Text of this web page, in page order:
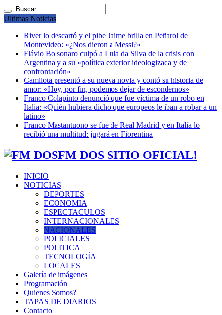
Ultimas Noticias
River lo descartó y el pibe Jaime brilla en Peñarol de
Montevideo: «¿Nos dieron a Messi?»
Flávio Bolsonaro culpó a Lula da Silva de la crisis con
Argentina y a su «política exterior ideologizada y de
confrontación»
Camilota presentó a su nueva novia y contó su historia de
amor: «Hoy, por fin, podemos dejar de escondernos»
Franco Colapinto denunció que fue víctima de un robo en
Italia: «Quién hubiera dicho que europeos le iban a robar a un
latino»
Franco Mastantuono se fue de Real Madrid y en Italia lo
recibió una multitud: jugará en Fiorentina
FM DOS SITIO OFICIAL!
INICIO
NOTICIAS
DEPORTES
ECONOMIA
ESPECTACULOS
INTERNACIONALES
NACIONALES
POLICIALES
POLITICA
TECNOLOGÍA
LOCALES
Galería de imágenes
Programación
Quienes Somos?
TAPAS DE DIARIOS
Contacto